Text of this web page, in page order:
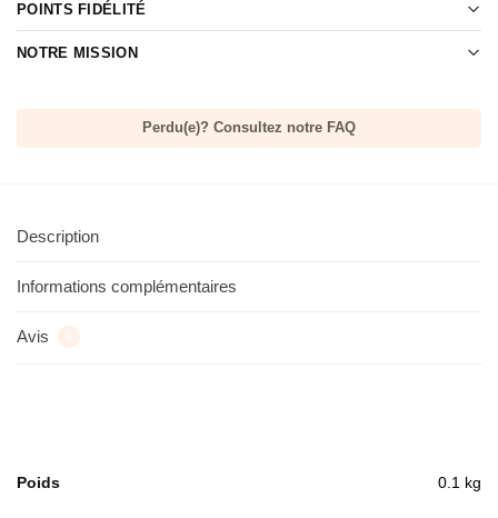
POINTS FIDÉLITÉ
NOTRE MISSION
Perdu(e)? Consultez notre FAQ
Description
Informations complémentaires
Avis
Poids 0.1 kg